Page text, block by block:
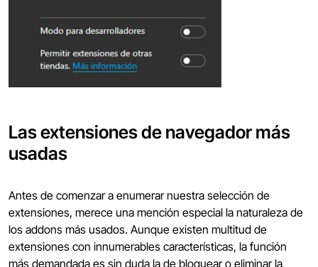
Las extensiones de navegador más
usadas
Antes de comenzar a enumerar nuestra selección de
extensiones, merece una mención especial la naturaleza de
los addons más usados. Aunque existen multitud de
extensiones con innumerables características, la función
más demandada es sin duda la de bloquear o eliminar la